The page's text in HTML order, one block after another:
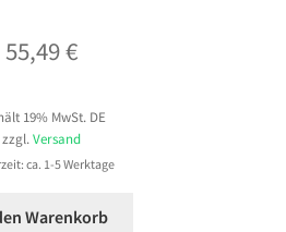
55,49€
19% MwSt. DE
zzgl. Versand
ca. 1-5 Werktage
Warenkorb